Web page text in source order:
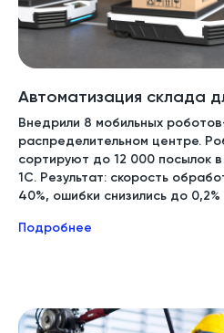
Автоматизация склада
Внедрили 8 мобильных
распределительном центре.
сортируют до 12 000 посылок
1С. Результат: скорость
40%, ошибки снизились до 0,2%
Подробнее